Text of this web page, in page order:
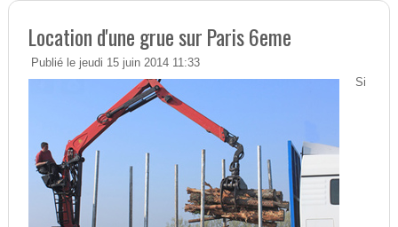
Location d'une grue sur Paris 6eme
Publié le jeudi 15 juin 2014 11:33
Si